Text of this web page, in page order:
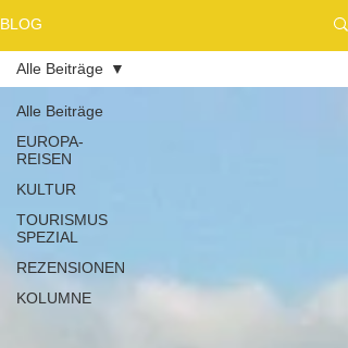
BLOG
Alle Beiträge
EUROPA-
REISEN
KULTUR
TOURISMUS
SPEZIAL
REZENSIONEN
KOLUMNE
Alle Beiträge